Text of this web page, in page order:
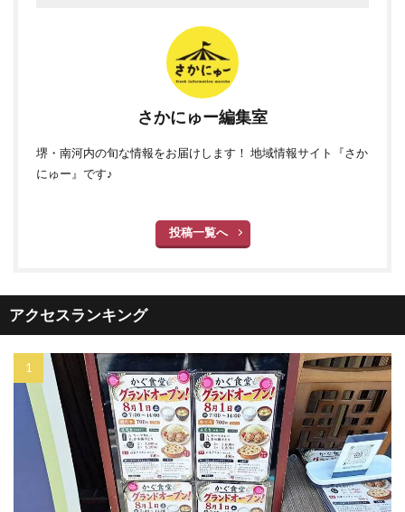
さかにゅー編集室
堺・南河内の旬な情報をお届けします！ 地域情報サイト『さか
にゅー』です♪
投稿一覧へ
アクセスランキング